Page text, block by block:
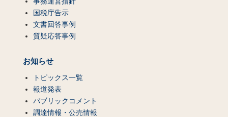
国税庁告示
文書回答事例
質疑応答事例
お知らせ
トピックス一覧
報道発表
パブリックコメント
調達情報・公売情報